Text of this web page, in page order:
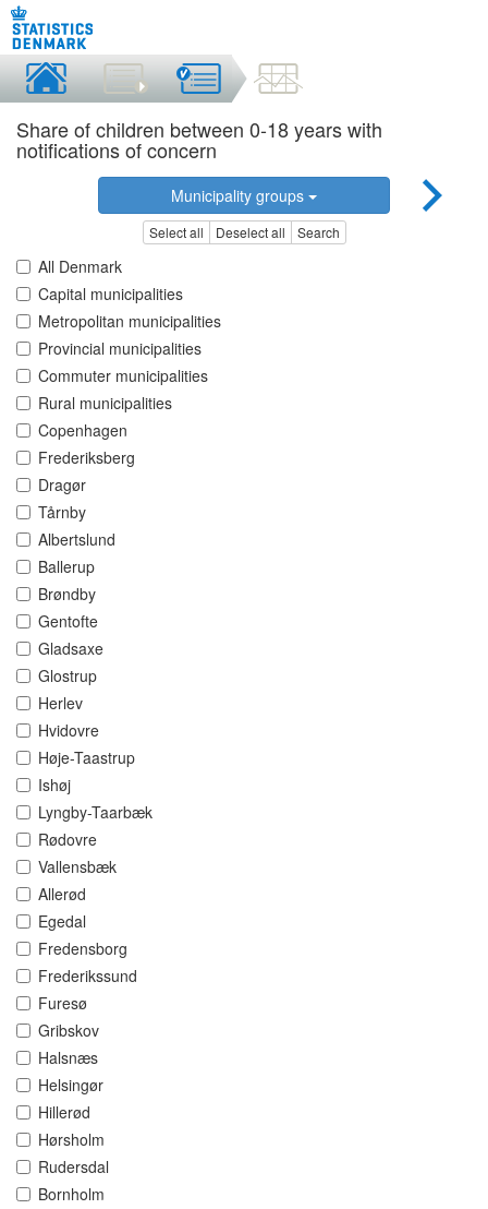
Share of children between 0-18 years with
notifications of concern
Municipality groups
Select all Deselect all Search
All Denmark
Capital municipalities
Metropolitan municipalities
Provincial municipalities
Commuter municipalities
Rural municipalities
Copenhagen
Frederiksberg
Dragør
Tårnby
Albertslund
Ballerup
Brøndby
Gentofte
Gladsaxe
Glostrup
Herlev
Hvidovre
Høje-Taastrup
Ishøj
Lyngby-Taarbæk
Rødovre
Vallensbæk
Allerød
Egedal
Fredensborg
Frederikssund
Furesø
Gribskov
Halsnæs
Helsingør
Hillerød
Hørsholm
Rudersdal
Bornholm